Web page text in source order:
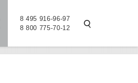
8 495 916-96-97
8 800 775-70-12